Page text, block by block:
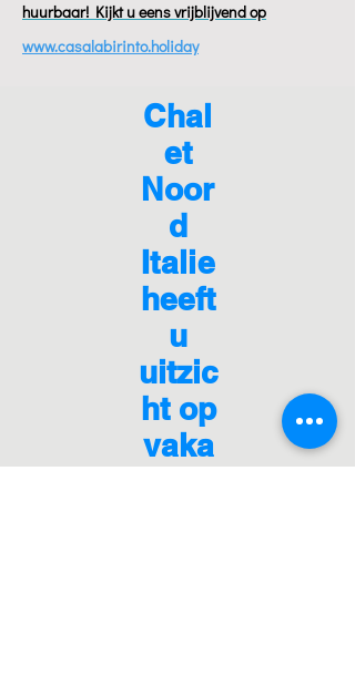
huurbaar! Kijkt u eens vrijblijvend op
www.casalabirinto.holiday
Chal
et
Noor
d
Italie
heeft
u
uitzic
ht op
vaka